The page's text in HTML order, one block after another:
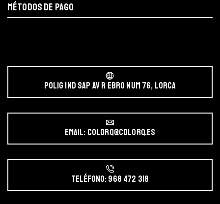
MÉTODOS DE PAGO
POLIG IND SAP AV r EBRO NUM 76, LORCA
Email: colorq@colorq.es
Teléfono: 968 472 318